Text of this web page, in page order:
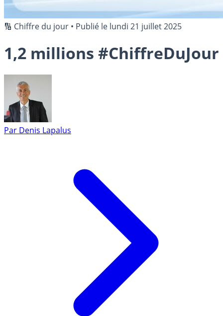
🔢 Chiffre du jour • Publié le lundi 21 juillet 2025
1,2 millions #ChiffreDuJour
Par Denis Lapalus